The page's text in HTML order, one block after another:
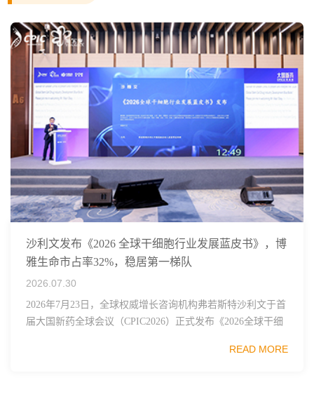
沙利文发布《2026 全球干细胞行业发展蓝皮书》，博
雅生命市占率32%，稳居第一梯队
2026.07.30
2026年7月23日，全球权威增长咨询机构弗若斯特沙利文于首
届大国新药全球会议（CPIC2026）正式发布《2026全球干细
READ MORE